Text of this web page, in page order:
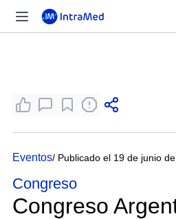
Eventos/ Publicado el 19 de junio
Congreso
Congreso